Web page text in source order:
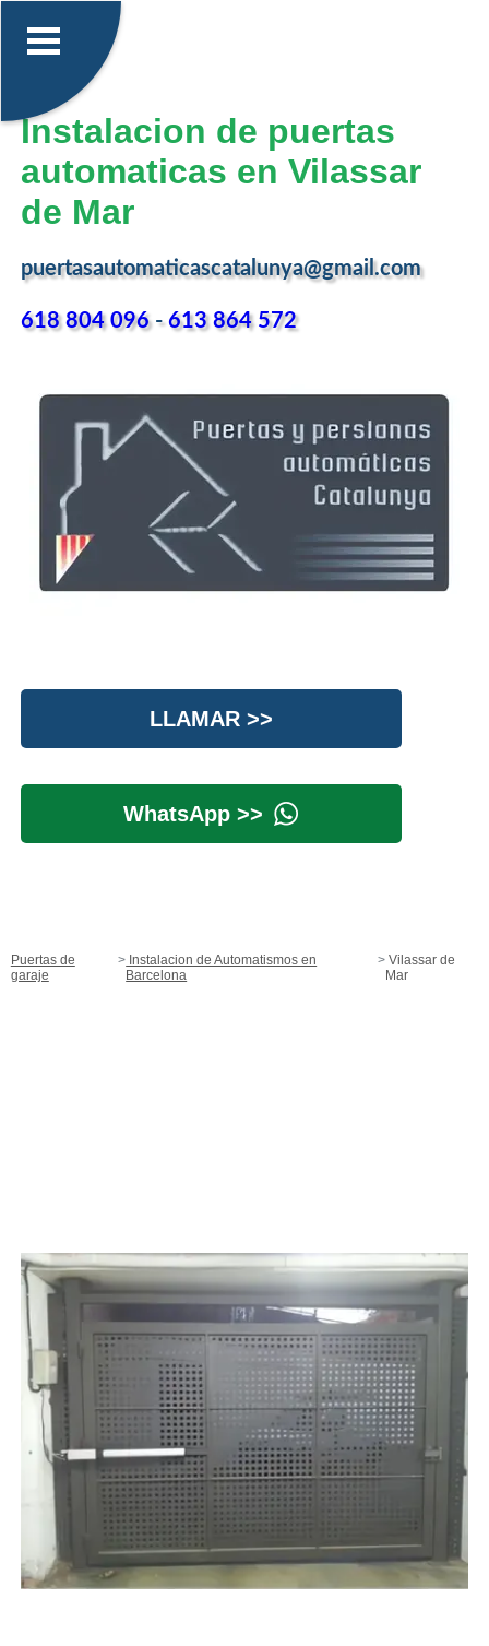
Instalacion de puertas
automaticas en Vilassar
de Mar
puertasautomaticascatalunya@gmail.com
618 804 096-613 864 572
LLAMAR >>
WhatsApp >>
Puertas de
garaje
Instalacion de Automatismos en
Barcelona
Vilassar de
Mar